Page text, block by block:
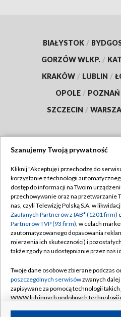
BIAŁYSTOK /
GORZÓW WLKP. /
KRAKÓW / LUBLIN /
OPOLE / POZNAŃ
SZCZECIN /
Abonament TVP
Emisja w TVP
Centrum informacji TVP
Naziemna Telewizja Cyfrowa
Rada Programowa
System NOS
Informacje o nadawcy
Polityka
Moje
Szanujemy Twoją prywatność
Kliknij "Akceptuję i przechodzę do
korzystanie z technologii
dostęp do informacji na Twoim
przechowywanie oraz na przetwarzanie
nas, czyli Telewizję Polską S.A. w
Zaufanych Partnerów z IAB* (1201 firm)
Partnerów TVP (93 firm), w celach
zautomatyzowanego dopasowania
mierzenia ich skuteczności) i
także zgody na udostępnianie przez nas
Twoje dane osobowe zbierane podczas
poszczególnych serwisówzwanych
zapisywane za pomocą technologii
WWW lub innych podobnych